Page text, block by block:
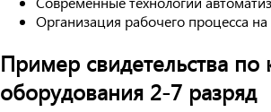
Организация рабочего процесса
Пример свидетельства
оборудования 2-7 разряд